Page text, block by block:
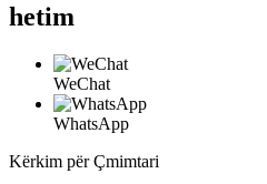
hetim
WeChat
WhatsApp
Kërkim për Çmimtari